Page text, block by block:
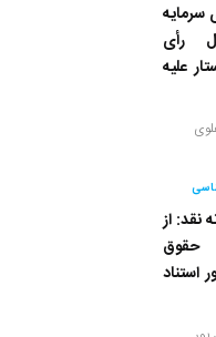
سرمایه
رأی
علیه
نقد: از
حقوق
استناد